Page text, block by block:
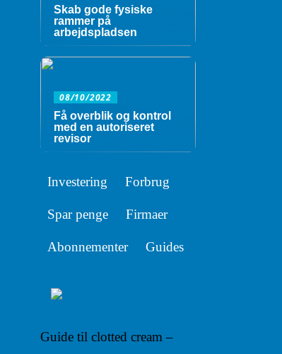
Skab gode fysiske
rammer på
arbejdspladsen
08/10/2022
Få overblik og kontrol
med en autoriseret
revisor
Investering Forbrug
Spar penge Firmaer
Abonnementer Guides
Guide til clotted cream –